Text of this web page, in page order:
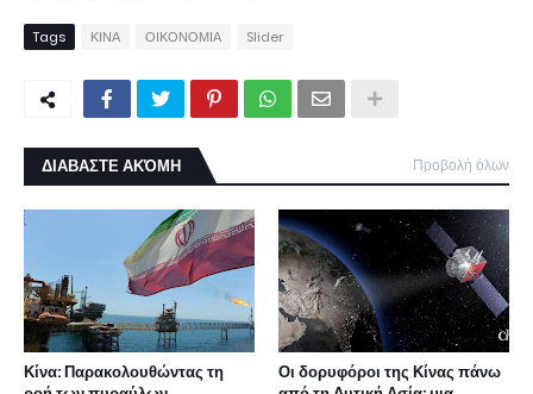
Tags ΚΙΝΑ ΟΙΚΟΝΟΜΙΑ Slider
ΔΙΑΒΑΣΤΕ ΑΚΌΜΗ Προβολή όλων
Κίνα: Παρακολουθώντας τη
Οι δορυφόροι της Κίνας πάνω